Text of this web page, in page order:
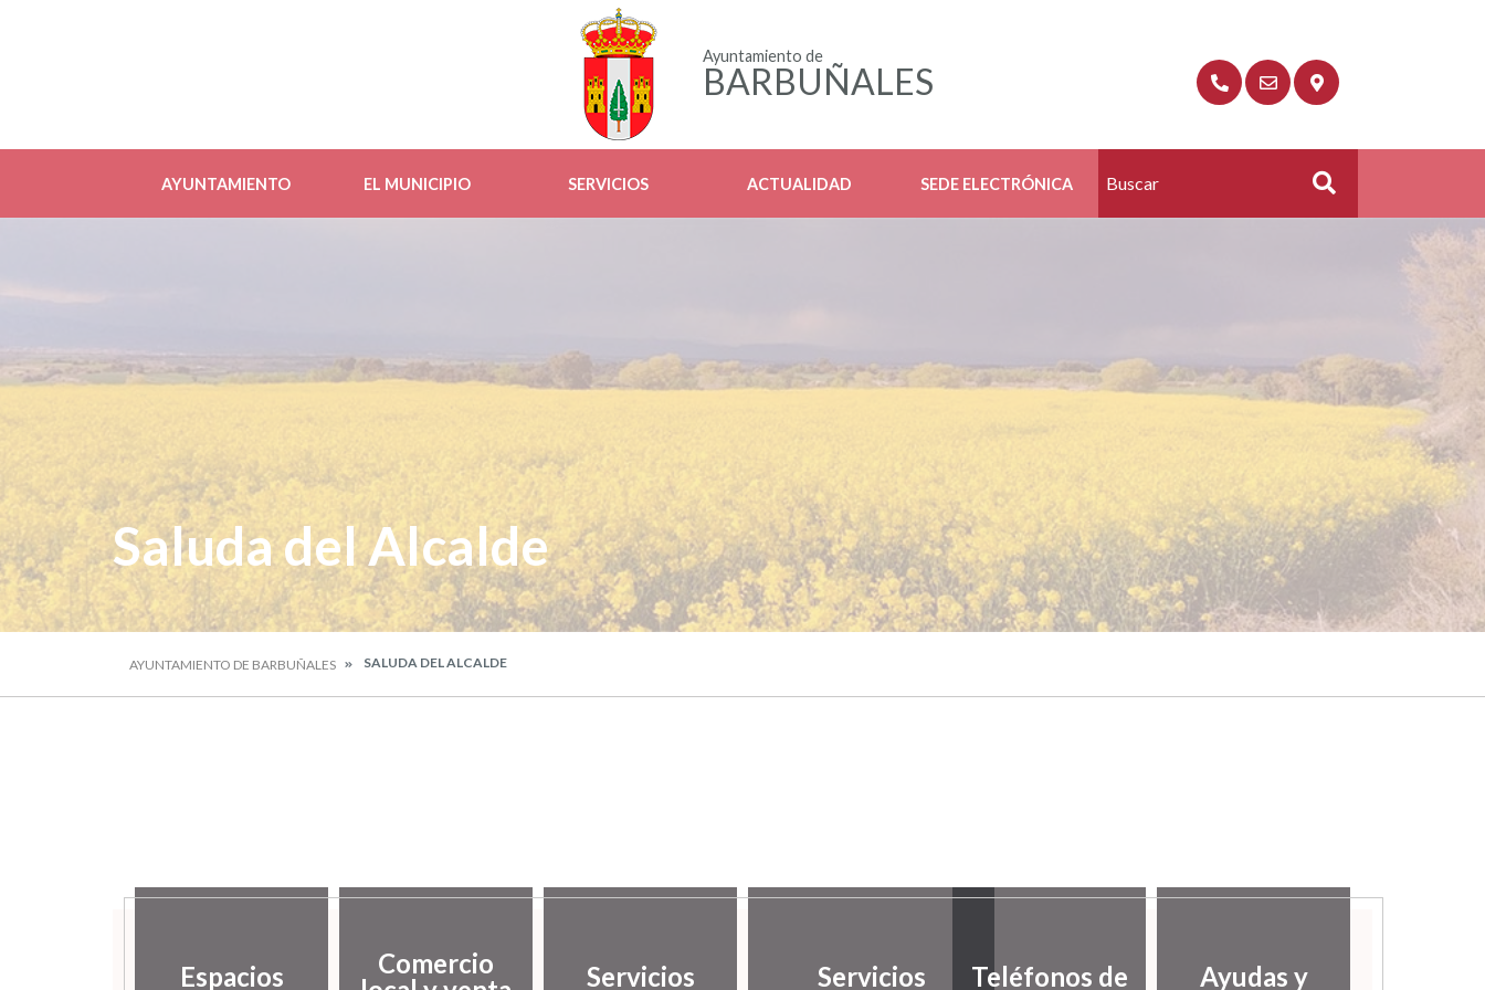
Ayuntamiento de
BARBUÑALES
AYUNTAMIENTO EL MUNICIPIO SERVICIOS ACTUALIDAD SEDE ELECTRÓNICA Buscar
Saluda del Alcalde
AYUNTAMIENTO DE BARBUÑALES SALUDA DEL ALCALDE
Espacios
Comercio
Servicios
Servicios
Teléfonos de
Ayudas y